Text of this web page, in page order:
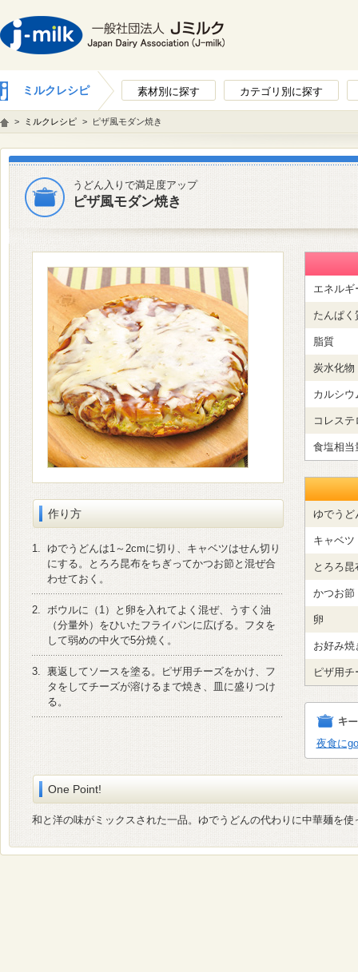
ミルクレシピ 素材別に探す カテゴリ別に探す
> ミルクレシピ > ピザ風モダン焼き
うどん入りで満足度アップ
ピザ風モダン焼き
作り方
1. ゆでうどんは1～2cmに切り、キャベツはせん切り
にする。とろろ昆布をちぎってかつお節と混ぜ合
わせておく。
2. ボウルに（1）と卵を入れてよく混ぜ、うすく油
（分量外）をひいたフライパンに広げる。フタを
して弱めの中火で5分焼く。
3. 裏返してソースを塗る。ピザ用チーズをかけ、フ
タをしてチーズが溶けるまで焼き、皿に盛りつけ
る。
エネルギ
たんぱく
脂質
炭水化物
カルシウ
コレステ
食塩相当
ゆでうど
キャベツ
とろろ昆
かつお節
卵
お好み焼
ピザ用チ
夜食に
One Point!
和と洋の味がミックスされた一品。ゆでうどんの代わりに中華麺を